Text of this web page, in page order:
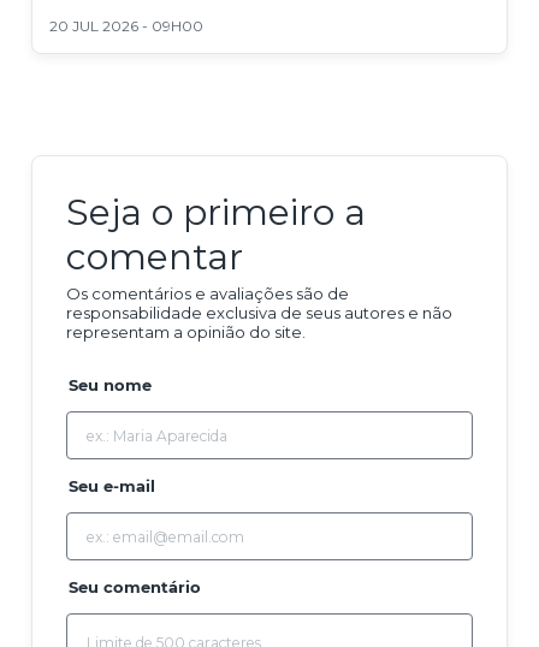
20 JUL 2026 - 09H00
Seja o primeiro a
comentar
Os comentários e avaliações são de
responsabilidade exclusiva de seus autores e não
representam a opinião do site.
Seu nome
Seu e-mail
Seu comentário